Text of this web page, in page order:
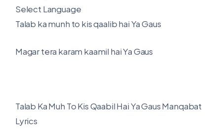
Select Language
Talab ka munh to kis qaalib hai Ya Gaus
Magar tera karam kaamil hai Ya Gaus
Talab Ka Muh To Kis Qaabil Hai Ya Gaus Manqabat
Lyrics